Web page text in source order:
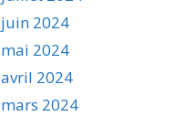
juin 2024
mai 2024
avril 2024
mars 2024